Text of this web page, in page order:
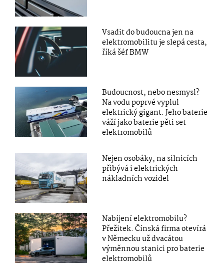
Vsadit do budoucna jen na
elektromobilitu je slepá cesta,
říká šéf BMW
Budoucnost, nebo nesmysl?
Na vodu poprvé vyplul
elektrický gigant. Jeho baterie
váží jako baterie pěti set
elektromobilů
Nejen osobáky, na silnicích
přibývá i elektrických
nákladních vozidel
Nabíjení elektromobilu?
Přežitek. Čínská firma otevírá
v Německu už dvacátou
výměnnou stanici pro baterie
elektromobilů